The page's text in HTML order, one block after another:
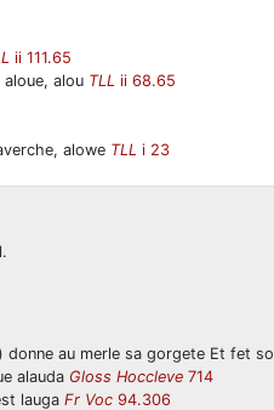
ii 111.65
alou TLL ii 68.65
alowe TLL i 23
donne au merle sa gorgete Et fet
alauda Gloss Hoccleve 714
lauga Fr Voc 94.306